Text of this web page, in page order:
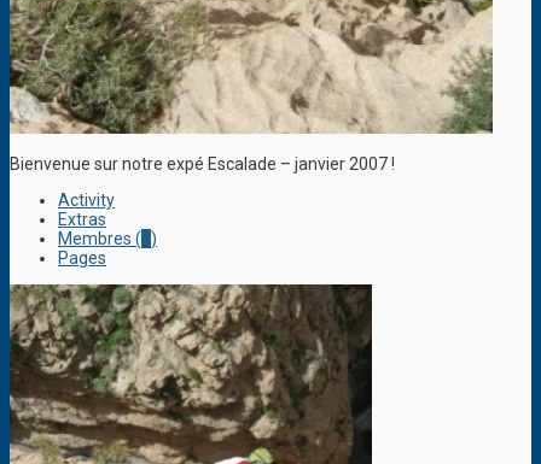
Bienvenue sur notre expé Escalade – janvier 2007 !
Activity
Extras
Membres ( )
Pages